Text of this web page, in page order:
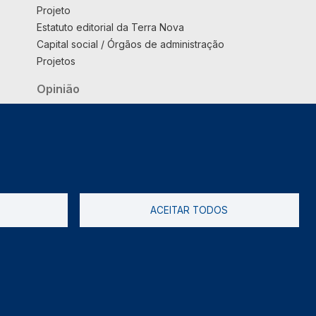
Projeto
Estatuto editorial da Terra Nova
Capital social / Órgãos de administração
Projetos
Opinião
Livro de reclamações
ACEITAR TODOS